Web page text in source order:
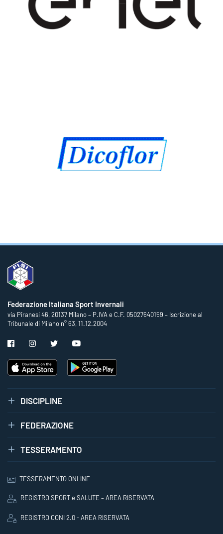
Federazione Italiana Sport Invernali
via Piranesi 46, 20137 Milano – P.IVA e C.F. 05027640159 – Iscrizione al
Tribunale di Milano n° 63, 11.12.2004
DISCIPLINE
FEDERAZIONE
TESSERAMENTO
TESSERAMENTO ONLINE
REGISTRO SPORT e SALUTE – AREA RISERVATA
REGISTRO CONI 2.0 - AREA RISERVATA